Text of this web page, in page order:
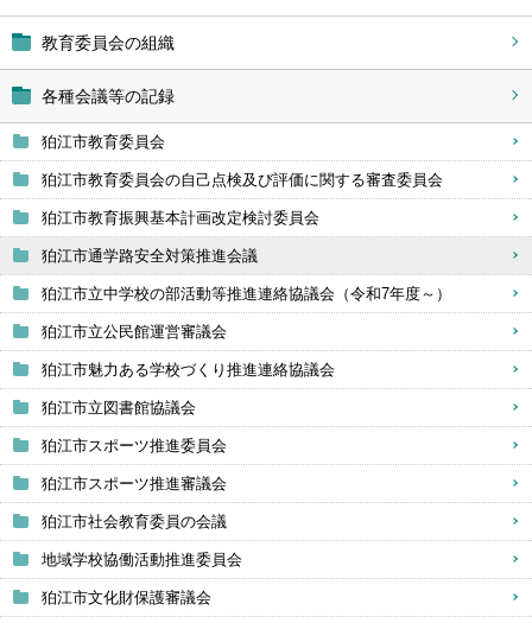
教育委員会の組織
各種会議等の記録
狛江市教育委員会
狛江市教育委員会の自己点検及び評価に関する審査委員会
狛江市教育振興基本計画改定検討委員会
狛江市通学路安全対策推進会議
狛江市立中学校の部活動等推進連絡協議会（令和7年度～）
狛江市立公民館運営審議会
狛江市魅力ある学校づくり推進連絡協議会
狛江市立図書館協議会
狛江市スポーツ推進委員会
狛江市スポーツ推進審議会
狛江市社会教育委員の会議
地域学校協働活動推進委員会
狛江市文化財保護審議会